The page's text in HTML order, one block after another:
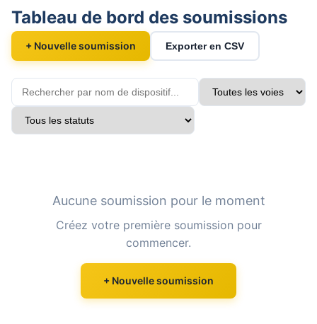
Tableau de bord des soumissions
+ Nouvelle soumission Exporter en CSV
Aucune soumission pour le moment
Créez votre première soumission pour
commencer.
+ Nouvelle soumission